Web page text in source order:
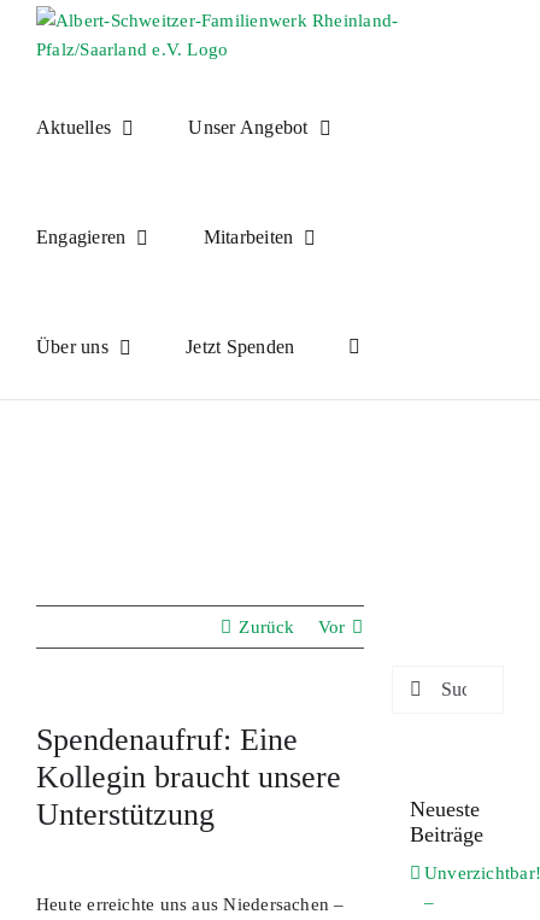
Aktuelles Unser Angebot
Engagieren Mitarbeiten
Über uns Jetzt Spenden
Zurück Vor
Spendenaufruf: Eine
Kollegin braucht unsere
Unterstützung
grösseres
Heute erreichte uns aus Niedersachen –
Suche
Neueste
Beiträge
–